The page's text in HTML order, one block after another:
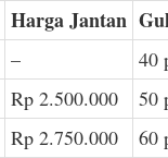
Harga Jantan
– 40
Rp 2.500.000 50
Rp 2.750.000 60